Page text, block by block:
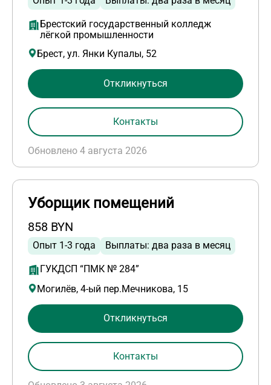
Брестский государственный колледж
лёгкой промышленности
Брест, ул. Янки Купалы, 52
Обновлено 4 августа 2026
Откликнуться
Контакты
Уборщик помещений
858 BYN
Опыт 1-3 года Выплаты: два раза в месяц
ГУКДСП “ПМК № 284”
Могилёв, 4-ый пер.Мечникова, 15
Откликнуться
Контакты